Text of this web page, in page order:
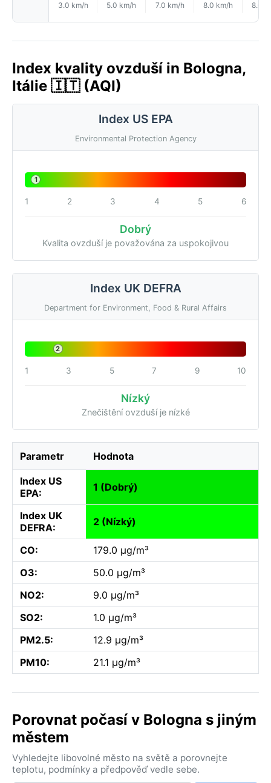
3.0 km/h 5.0 km/h 7.0 km/h 8.0 km/h 8.0
Index kvality ovzduší in Bologna,
Itálie 🇮🇹 (AQI)
Index US EPA
Environmental Protection Agency
1
1 2 3 4 5 6
Dobrý
Kvalita ovzduší je považována za uspokojivou
Index UK DEFRA
Department for Environment, Food & Rural Affairs
2
1 3 5 7 9 10
Nízký
Znečištění ovzduší je nízké
Parametr Hodnota
Index US
EPA:
1 (Dobrý)
Index UK
DEFRA:
2 (Nízký)
CO:
179.0 µg/m³
O3:
50.0 µg/m³
NO2:
9.0 µg/m³
SO2:
1.0 µg/m³
PM2.5:
12.9 µg/m³
PM10:
21.1 µg/m³
Porovnat počasí v Bologna s jiným
městem
Vyhledejte libovolné město na světě a porovnejte
teplotu, podmínky a předpověď vedle sebe.